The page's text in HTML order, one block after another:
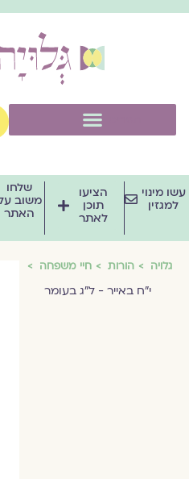
מינוי
למגזין
הציעו
תוכן
לאתר
שלחו
משוב על
האתר
גלויה הורות חיי משפחה
י״ח באייר - ל״ג בעומר